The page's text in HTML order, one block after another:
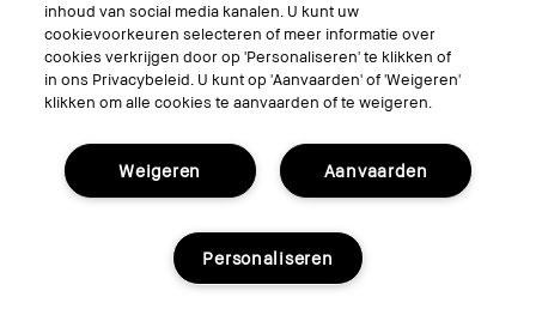
Crushed Lip Gloss Duo
Duo de Brillants à lèvres hydratants et non collants
inhoud van social media kanalen. U kunt uw
cookievoorkeuren selecteren of meer informatie over
cookies verkrijgen door op 'Personaliseren' te klikken of
in ons Privacybeleid. U kunt op 'Aanvaarden' of 'Weigeren'
klikken om alle cookies te aanvaarden of te weigeren.
Aanvaarden
Weigeren
Personaliseren